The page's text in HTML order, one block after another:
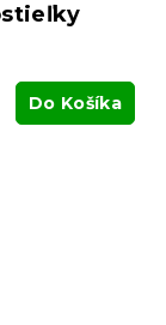
Do Košíka